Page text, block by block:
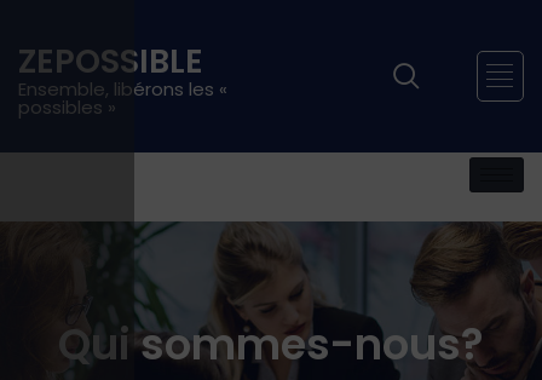
ZEPOSSIBLE
Ensemble, libérons les «
possibles »
Qui sommes-nous?